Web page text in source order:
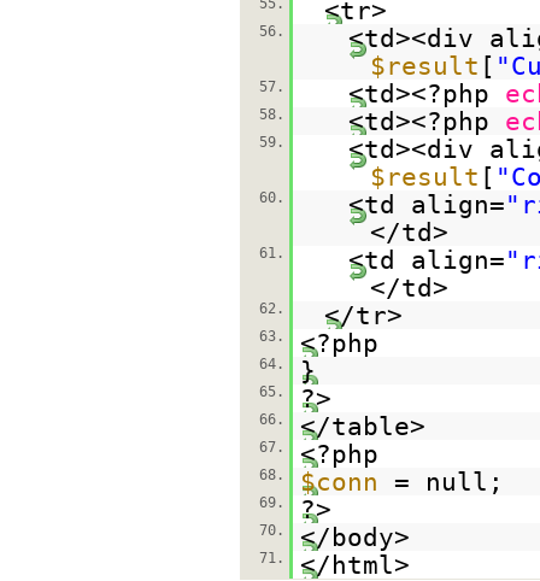
55. <tr>
56.
<td><div
$result [
57. <td><?php
58. <td><?php
59.
<td><div
$result [
60. <td align=
</td>
61. <td align=
</td>
62. </tr>
63. <?php
64. }
65. ?>
66. </table>
67. <?php
68. $conn = null;
69. ?>
70. </body>
71. </html>